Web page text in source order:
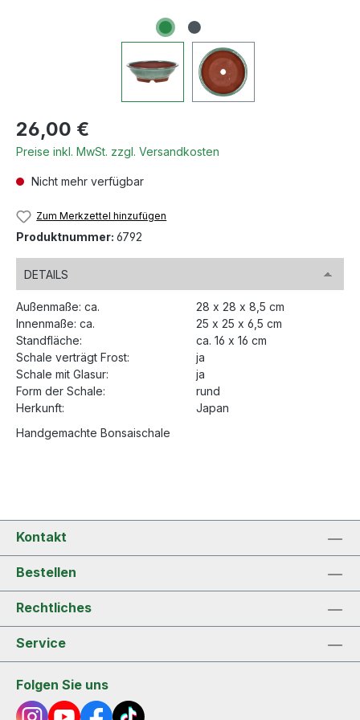
Regulärer Preis:
26,00 €
Preise inkl. MwSt. zzgl. Versandkosten
Nicht mehr verfügbar
Zum Merkzettel hinzufügen
Produktnummer: 6792
DETAILS
Außenmaße: ca.
28 x 28 x 8,5 cm
Innenmaße: ca.
25 x 25 x 6,5 cm
Standfläche:
ca. 16 x 16 cm
Schale verträgt Frost:
ja
Schale mit Glasur:
ja
Form der Schale:
rund
Herkunft:
Japan
Handgemachte Bonsaischale
Kontakt
Bestellen
Rechtliches
Service
Folgen Sie uns